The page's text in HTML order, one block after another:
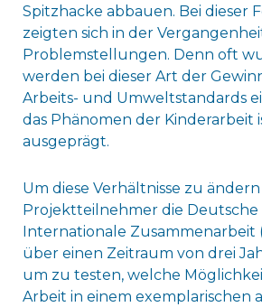
Spitzhacke abbauen. Bei dieser
zeigten sich in der
Problemstellungen. Denn oft
werden bei dieser Art der
Arbeits- und Umweltstandards
das Phänomen der Kinderarbeit
ausgeprägt.
Um diese Verhältnisse zu
Projektteilnehmer die
Internationale Zusammenarbeit
über einen Zeitraum von drei
um zu testen, welche
Arbeit in einem exemplarischen